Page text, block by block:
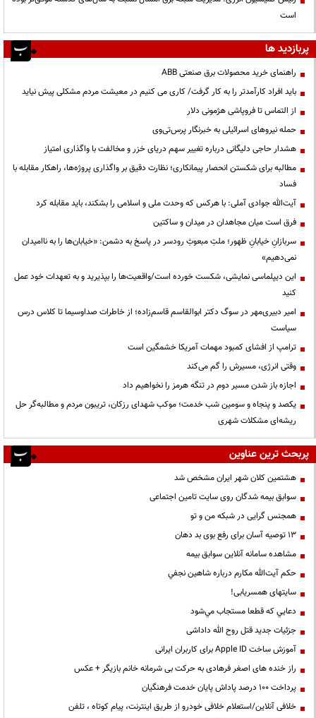
است
پربازدید ها
راهنمای خرید محصولات برق صنعتی ABB
باید افراد کارآمدتر را به کار گرفت/ کاری می کنیم در معیشت مردم مشکلی پیش نیاید
از التماس تا فروپاشی هژمونی دلار
حمله نیروهای اسرائیلی به خبرنگار پرس‌تی‌وی
هشدار حاجی دلیگانی درباره تغییر سهم دریای خزر و مخالفت با واگذاری امتیاز
مطالبه برای شکستن انحصار پیمانکاری؛ نظارت دقیق بر واگذاری پروژه‌ها، راهکار مقابله با
فساد
آیت‌الله جوادی آملی: با هرکس که وحدت ملی و اسلامی را بشکند، باید مقابله کرد
فرق است میان مجاهدان در میدان و ساکتین
سربازانِ خیابانِ ظهور؛ ملتِ مبعوثِ رودسر در پاسخ به دشمن: «خیابان‌ها را به ناامیدان
نمی‌دهیم»
این دیپلماسی نمایشی، شکست خورده است/واقعیت‌ها را بپذیرید و به تعهدات خود عمل
کنید
امیر دبیری‌مهر در سوگ دکتر ابوالقاسم قاسم‌زاده؛ از خاطرات صداوسیما تا کلاس درس
سیاست
ترامپ از افشای کمبود مهمات آمریکا خشمگین است
وقتی انرژی، مسیرش را گم می‌کند
اجازه باز شدن مسیر دوم در تنگه هرمز را نخواهیم داد
یکصد و پنجاه و سومین شب خدمت؛ موکب شهدای رزکان، تریبون مردم و مطالبه‌گر حل
ریشه‌ای مشکلات شهری
پربحث ترین عناوین
هشتمین کلان شهر ایران مشخص شد
سوابق بیمه شدگان روی سایت تامین اجتماعی
همجنس گرایی در شبکه من و تو
13 توصیه آسان برای رفع بوی بد دهان
مشاهده سامانه آنلاين سوابق بیمه
حكم آيت‌الله مكارم درباره شاهين نجفي
سایتهای همسریابی!
دعايي كه قطعا مستجاب مي‌شود
جزئیات جدید قتل روح الله داداشی
آموزش ساخت Apple ID برای کاربران ایرانی
راز خنده های اصغر فرهادی به حرکت بی شرمانه خانم بازیگر + عکس
پرداخت ۱۰۰ درصد پاداش پایان خدمت فرهنگیان
خلافی آنلاین/استعلام خلافی خودرو از طریق اینترنت، پیام کوتاه ، تلفن